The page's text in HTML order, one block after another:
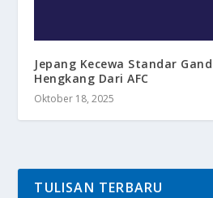
Jepang Kecewa Standar
Hengkang Dari AFC
Oktober 18, 2025
TULISAN TERBARU